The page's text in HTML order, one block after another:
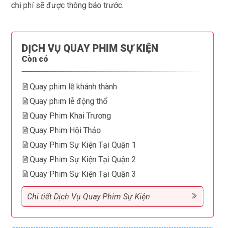
chi phí sẽ được thông báo trước.
DỊCH VỤ QUAY PHIM SỰ KIỆN
Còn có
Quay phim lễ khánh thành
Quay phim lễ động thổ
Quay Phim Khai Trương
Quay Phim Hội Thảo
Quay Phim Sự Kiện Tại Quận 1
Quay Phim Sự Kiện Tại Quận 2
Quay Phim Sự Kiện Tại Quận 3
Chi tiết Dịch Vụ Quay Phim Sự Kiện